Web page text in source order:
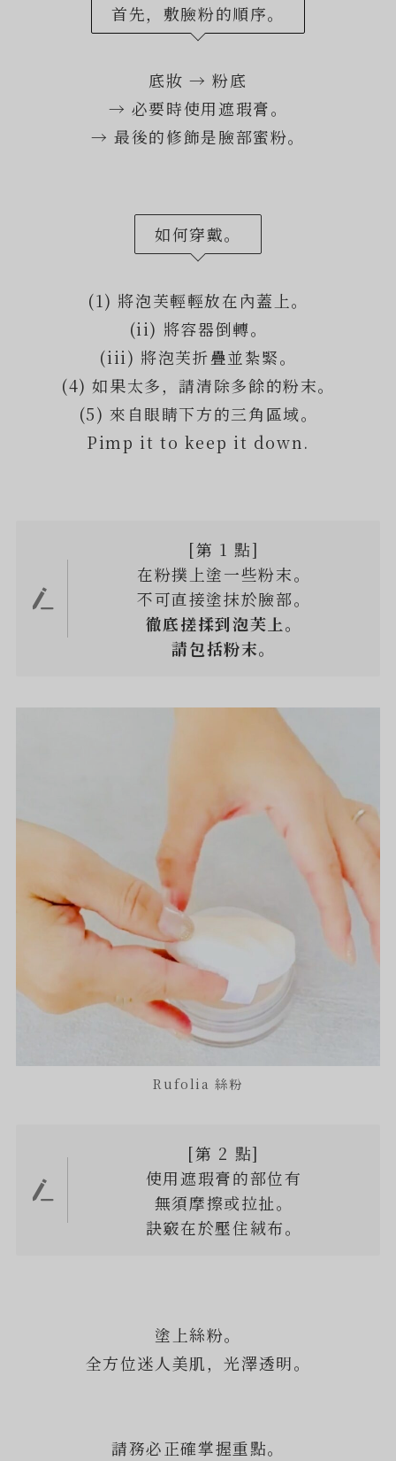
首先，敷臉粉的順序。
底妝 → 粉底
→ 必要時使用遮瑕膏。
→ 最後的修飾是臉部蜜粉。
如何穿戴。
(1) 將泡芙輕輕放在內蓋上。
(ii) 將容器倒轉。
(iii) 將泡芙折疊並紮緊。
(4) 如果太多，請清除多餘的粉末。
(5) 來自眼睛下方的三角區域。
Pimp it to keep it down.
[第 1 點]
在粉撲上塗一些粉末。
不可直接塗抹於臉部。
徹底搓揉到泡芙上。
請包括粉末。
Rufolia 絲粉
[第 2 點]
使用遮瑕膏的部位有
無須摩擦或拉扯。
訣竅在於壓住絨布。
塗上絲粉。
全方位迷人美肌，光澤透明。
請務必正確掌握重點。